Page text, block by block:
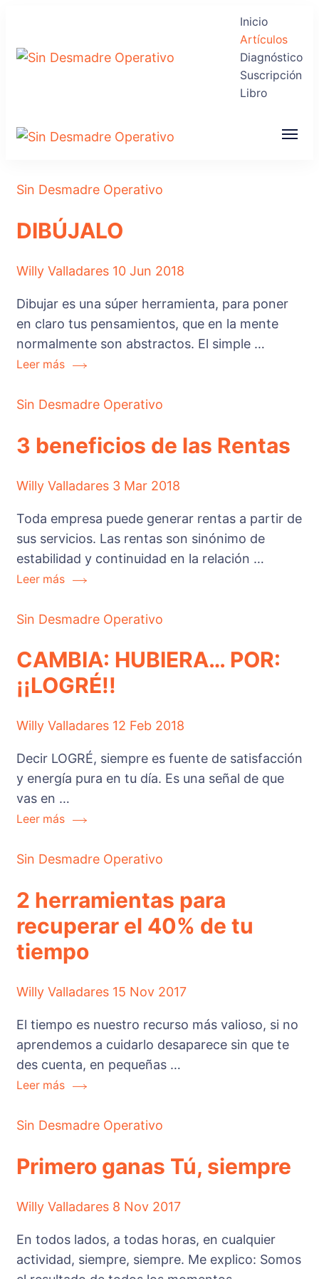
Sin Desmadre
Recuperas tu Tranquilidad
Inicio
Artículos
Diagnóstico
Suscripción
Libro
Operativo
Sin Desmadre Operativo
DIBÚJALO
Willy Valladares 10 Jun 2018
Dibujar es una súper herramienta, para poner
en claro tus pensamientos, que en la mente
normalmente son abstractos. El simple …
Leer más
Sin Desmadre Operativo
3 beneficios de las Rentas
Willy Valladares 3 Mar 2018
Toda empresa puede generar rentas a partir de
sus servicios. Las rentas son sinónimo de
estabilidad y continuidad en la relación …
Leer más
Sin Desmadre Operativo
CAMBIA: HUBIERA… POR:
¡¡LOGRÉ!!
Willy Valladares 12 Feb 2018
Decir LOGRÉ, siempre es fuente de satisfacción
y energía pura en tu día. Es una señal de que
vas en …
Leer más
Sin Desmadre Operativo
2 herramientas para
recuperar el 40% de tu
tiempo
Willy Valladares 15 Nov 2017
El tiempo es nuestro recurso más valioso, si no
aprendemos a cuidarlo desaparece sin que te
des cuenta, en pequeñas …
Leer más
Sin Desmadre Operativo
Primero ganas Tú, siempre
Willy Valladares 8 Nov 2017
En todos lados, a todas horas, en cualquier
actividad, siempre, siempre. Me explico: Somos